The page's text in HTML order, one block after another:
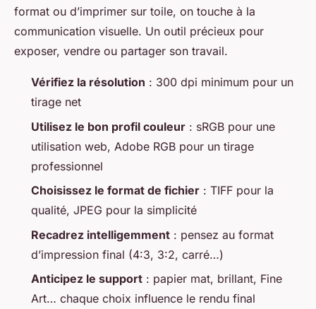
format ou d’imprimer sur toile, on touche à la
communication visuelle. Un outil précieux pour
exposer, vendre ou partager son travail.
Vérifiez la résolution : 300 dpi minimum pour un
tirage net
Utilisez le bon profil couleur : sRGB pour une
utilisation web, Adobe RGB pour un tirage
professionnel
Choisissez le format de fichier : TIFF pour la
qualité, JPEG pour la simplicité
Recadrez intelligemment : pensez au format
d’impression final (4:3, 3:2, carré…)
Anticipez le support : papier mat, brillant, Fine
Art… chaque choix influence le rendu final